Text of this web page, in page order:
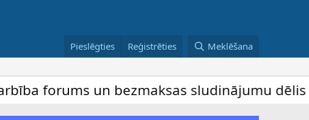
Pieslēgties Reģistrēties Meklēšana
un bezmaksas sludinājumu dēlis –